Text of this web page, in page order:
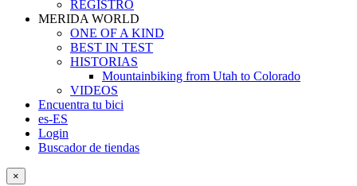
REGISTRO
MERIDA WORLD
ONE OF A KIND
BEST IN TEST
HISTORIAS
Mountainbiking from Utah to Colorado
VIDEOS
Encuentra tu bici
es-ES
Login
Buscador de tiendas
×